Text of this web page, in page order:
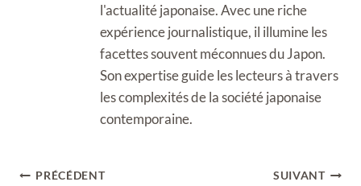
l'actualité japonaise. Avec une riche
expérience journalistique, il illumine les
facettes souvent méconnues du Japon.
Son expertise guide les lecteurs à travers
les complexités de la société japonaise
contemporaine.
Navigation
PRÉCÉDENT SUIVANT